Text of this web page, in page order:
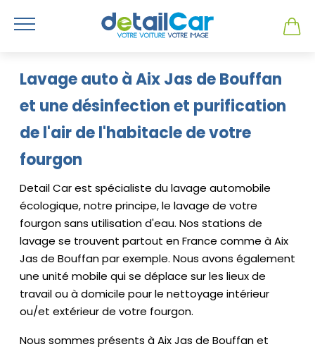
Lavage auto à Aix Jas de Bouffan
et une désinfection et purification
de l'air de l'habitacle de votre
fourgon
Detail Car est spécialiste du lavage automobile
écologique, notre principe, le lavage de votre
fourgon sans utilisation d'eau. Nos stations de
lavage se trouvent partout en France comme à Aix
Jas de Bouffan par exemple. Nous avons également
une unité mobile qui se déplace sur les lieux de
travail ou à domicile pour le nettoyage intérieur
ou/et extérieur de votre fourgon.
Nous sommes présents à Aix Jas de Bouffan et